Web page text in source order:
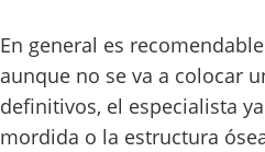
En general es
aunque no se va a colocar
definitivos, el especialista
mordida o la estructura